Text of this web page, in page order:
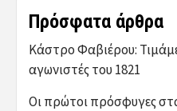
Πρόσφατα άρθρα
Κάστρο Φαβιέρου:
αγωνιστές του 1821
Οι πρώτοι πρόσφυγες